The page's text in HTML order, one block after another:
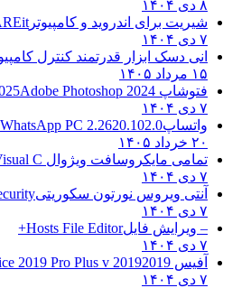
۸ دی ۱۴۰۴
شیریت برای اندروید و کامپیوتر
۷ دی ۱۴۰۴
انی دسک ابزار قدرتمند کنترل
۱۵ مرداد ۱۴۰۵
فتوشاپ CC 2025 Adobe Photoshop 2024
۷ دی ۱۴۰۴
واتساپWhatsApp PC 2.2620.102.0
۲۰ خرداد ۱۴۰۵
تمامی مایکروسافت ویژوال C C++
۷ دی ۱۴۰۴
آنتی ویروس نورتون سکوریتی
۷ دی ۱۴۰۴
– ویرایش فایلHosts File Editor+
۷ دی ۱۴۰۴
آفیس 2019 2019 Microsoft Office 2019 Pro Plus v
۷ دی ۱۴۰۴